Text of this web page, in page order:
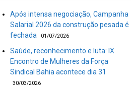
Após intensa negociação, Campanha
Salarial 2026 da construção pesada é
fechada
01/07/2026
Saúde, reconhecimento e luta: IX
Encontro de Mulheres da Força
Sindical Bahia acontece dia 31
30/03/2026